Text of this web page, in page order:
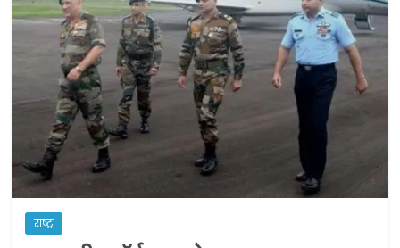
ने कराया पंजीयन: राजस्थान सरकार
शराब और पान की दुकानों को ग्रीन जोन में
खोलने की मिली इजाजत: गृह मंत्रालय
दो हफ्ते के लिए बढ़ाया लॉकडाउन: गृह मंत्रालय
राष्ट्र